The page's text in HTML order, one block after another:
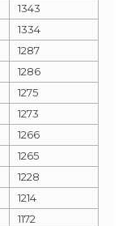
1343
1334
1287
1286
1275
1273
1266
1265
1228
1214
1172